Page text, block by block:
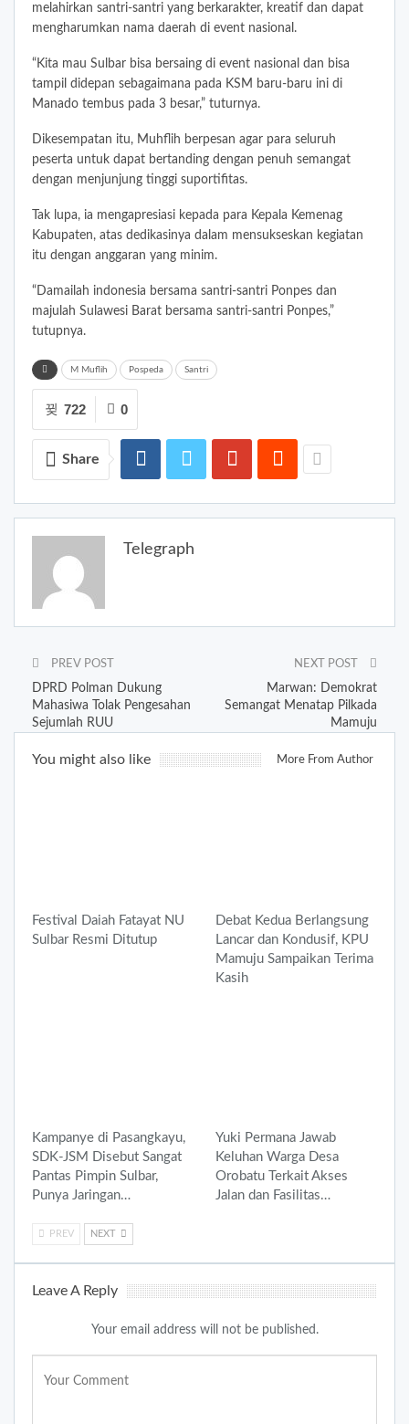
melahirkan santri-santri yang berkarakter, kreatif dan dapat
mengharumkan nama daerah di event nasional.
“Kita mau Sulbar bisa bersaing di event nasional dan bisa
tampil didepan sebagaimana pada KSM baru-baru ini di
Manado tembus pada 3 besar,” tuturnya.
Dikesempatan itu, Muhflih berpesan agar para seluruh
peserta untuk dapat bertanding dengan penuh semangat
dengan menjunjung tinggi suportifitas.
Tak lupa, ia mengapresiasi kepada para Kepala Kemenag
Kabupaten, atas dedikasinya dalam mensukseskan kegiatan
itu dengan anggaran yang minim.
“Damailah indonesia bersama santri-santri Ponpes dan
majulah Sulawesi Barat bersama santri-santri Ponpes,”
tutupnya.
M Muflih Pospeda Santri
0
722
Share
Telegraph
PREV POST
DPRD Polman Dukung
Mahasiwa Tolak Pengesahan
Sejumlah RUU
NEXT POST
Marwan: Demokrat
Semangat Menatap Pilkada
Mamuju
You might also like More From Author
Festival Daiah Fatayat NU
Sulbar Resmi Ditutup
Debat Kedua Berlangsung
Lancar dan Kondusif, KPU
Mamuju Sampaikan Terima
Kasih
Kampanye di Pasangkayu,
SDK-JSM Disebut Sangat
Pantas Pimpin Sulbar,
Punya Jaringan…
Yuki Permana Jawab
Keluhan Warga Desa
Orobatu Terkait Akses
Jalan dan Fasilitas…
PREV NEXT
Leave A Reply
Your email address will not be published.